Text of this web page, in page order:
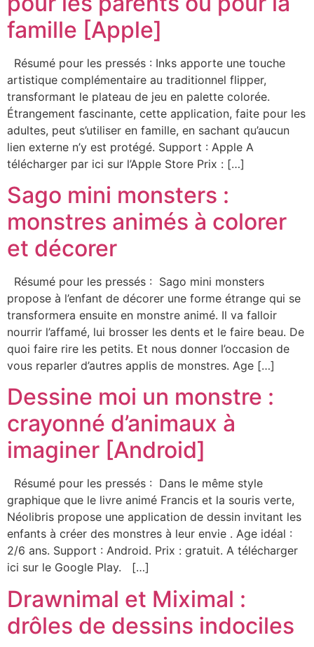
famille [Apple]
Résumé pour les pressés : Inks apporte une touche
artistique complémentaire au traditionnel flipper,
transformant le plateau de jeu en palette colorée.
Étrangement fascinante, cette application, faite pour les
adultes, peut s’utiliser en famille, en sachant qu’aucun
lien externe n’y est protégé. Support : Apple A
télécharger par ici sur l’Apple Store Prix : […]
Sago mini monsters :
monstres animés à colorer
et décorer
Résumé pour les pressés : Sago mini monsters
propose à l’enfant de décorer une forme étrange qui se
transformera ensuite en monstre animé. Il va falloir
nourrir l’affamé, lui brosser les dents et le faire beau. De
quoi faire rire les petits. Et nous donner l’occasion de
vous reparler d’autres applis de monstres. Age […]
Dessine moi un monstre :
crayonné d’animaux à
imaginer [Android]
Résumé pour les pressés : Dans le même style
graphique que le livre animé Francis et la souris verte,
Néolibris propose une application de dessin invitant les
enfants à créer des monstres à leur envie . Age idéal :
2/6 ans. Support : Android. Prix : gratuit. A télécharger
ici sur le Google Play. […]
Drawnimal et Miximal :
drôles de dessins indociles